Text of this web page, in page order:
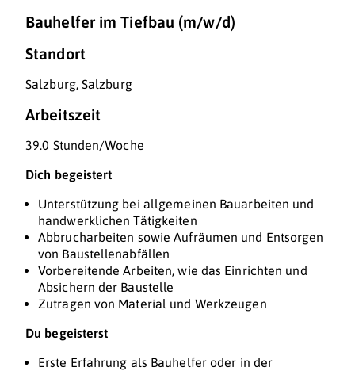
Bauhelfer im Tiefbau (m/w/d)
Standort
Salzburg, Salzburg
Arbeitszeit
39.0 Stunden/Woche
Dich begeistert
Unterstützung bei allgemeinen Bauarbeiten und
handwerklichen Tätigkeiten
Abbrucharbeiten sowie Aufräumen und Entsorgen
von Baustellenabfällen
Vorbereitende Arbeiten, wie das Einrichten und
Absichern der Baustelle
Zutragen von Material und Werkzeugen
Du begeisterst
Erste Erfahrung als Bauhelfer oder in der